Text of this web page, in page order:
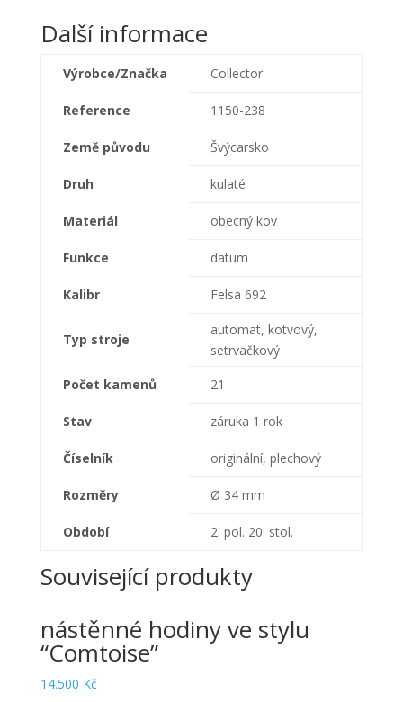
Další informace
Výrobce/Značka Collector
Reference 1150-238
Země původu Švýcarsko
Druh kulaté
Materiál obecný kov
Funkce datum
Kalibr Felsa 692
Typ stroje
automat, kotvový,
setrvačkový
Počet kamenů
21
Stav záruka 1 rok
Číselník originální, plechový
Rozměry Ø 34 mm
Období 2. pol. 20. stol.
Související produkty
nástěnné hodiny ve stylu
“Comtoise”
14.500 Kč